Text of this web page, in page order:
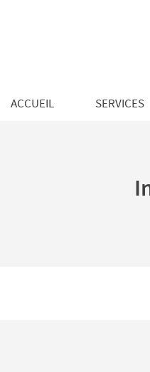
ACCUEIL SERVICES